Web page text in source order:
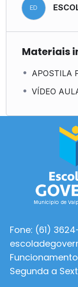
ED
Materiais
APOSTILA
VÍDEO
Fone: (61)
Segunda a